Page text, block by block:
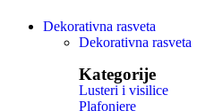
Dekorativna rasveta
Dekorativna rasveta
Kategorije
Lusteri i visilice
Plafonjere